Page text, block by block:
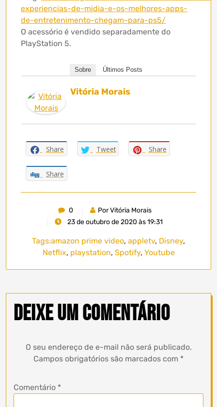
experiencias-de-midia-e-os-melhores-apps-
de-entretenimento-chegam-para-ps5/
O acessório é vendido separadamente do
PlayStation 5.
Sobre Últimos Posts
Vitória Morais
Share Tweet Share
Share
0
Por Vitória Morais
23 de outubro de 2020 às 19:31
Tags:amazon prime video, appletv, Disney,
Netflix, playstation, Spotify, Youtube
Deixe um comentário
O seu endereço de e-mail não será publicado.
Campos obrigatórios são marcados com *
Comentário *